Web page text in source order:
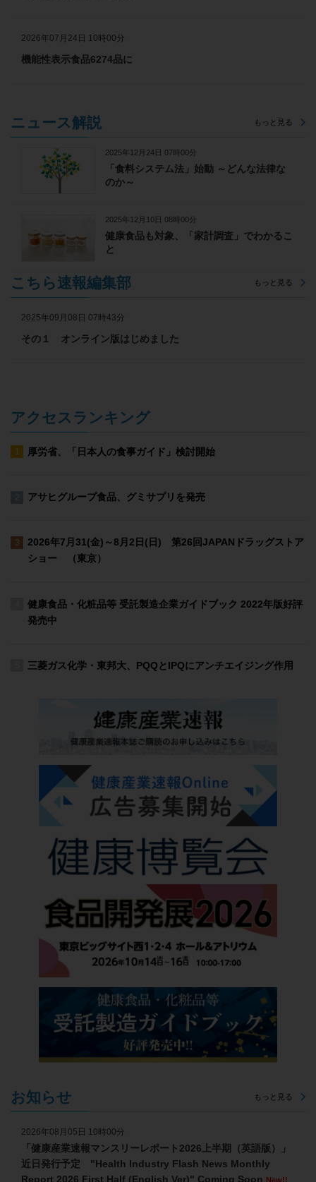
2026年07月24日 10時00分
機能性表示食品6274品に
ニュース解説 もっと見る
「食料システム法」始動 ～どんな法律な
のか～
2025年12月24日 07時00分
健康食品も対象、「家計調査」でわかるこ
と
2025年12月10日 08時00分
こちら速報編集部 もっと見る
2025年09月08日 07時43分
その１ オンライン版はじめました
アクセスランキング
お知らせ もっと見る
2026年08月05日 10時00分
「健康産業速報マンスリーレポート2026上半期（英語版）」
近日発行予定 "Health Industry Flash News Monthly
Report 2026 First Half (English Ver)" Coming Soon New!!